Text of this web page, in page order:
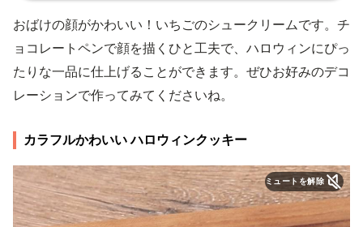
おばけの顔がかわいい！いちごのシュークリームです。チ
ョコレートペンで顔を描くひと工夫で、ハロウィンにぴっ
たりな一品に仕上げることができます。ぜひお好みのデコ
レーションで作ってみてくださいね。
カラフルかわいい ハロウィンクッキー
ミュートを解除